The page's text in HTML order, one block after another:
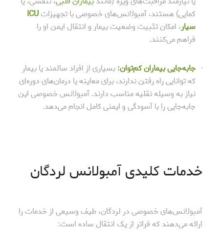
کمایی) هستند، آمبولانس‌های خصوصی با تجهیزاتICU
سیار، امکان تثبیت وضعیت بیمار و انتقال ایمن او را
فراهم می‌کنند.
جابه‌جایی بیماران کم‌توان:بسیاری از افراد سالمند یا بیمار
که توانایی راه رفتن ندارند، برای معاینه یا درمان‌های دوره‌ای
نیاز به وسیله نقلیه مناسب دارند. آمبولانس خصوصی این
جابه‌جایی را با آسودگی و ایمنی کامل انجام می‌دهد.
خدمات کلیدی آمبولانس لردگان
آمبولانس‌های خصوصی در لردگان، طیف وسیعی از خدمات را
ارائه می‌دهند که فراتر از یک انتقال ساده است: